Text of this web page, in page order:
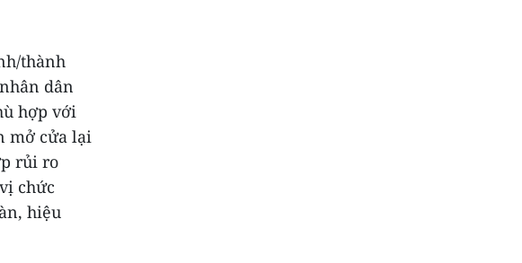
thành
dân
hợp với
mở cửa lại
rủi ro
chức
hiệu